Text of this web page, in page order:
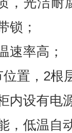
锁；
速率高；
置，2根
内设有电
，低温自